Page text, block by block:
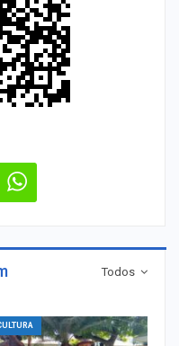
Todos